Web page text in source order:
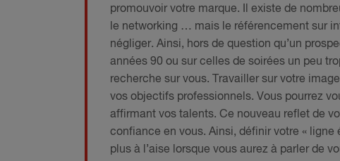
promouvoir votre marque. Il existe de
le networking … mais le référencement sur
négliger. Ainsi, hors de question qu’un
années 90 ou sur celles de soirées un peu
recherche sur vous. Travailler sur votre
vos objectifs professionnels. Vous pourrez
affirmant vos talents. Ce nouveau reflet de
confiance en vous. Ainsi, définir votre « ligne
plus à l’aise lorsque vous aurez à parler de